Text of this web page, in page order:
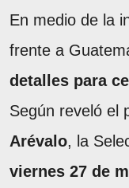
En medio de la
frente a
detalles para
Según reveló el
Arévalo, la
viernes 27 de